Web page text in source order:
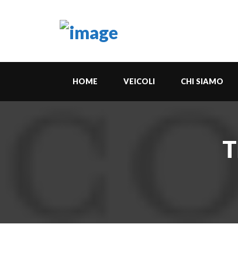
HOME VEICOLI CHI SIAMO